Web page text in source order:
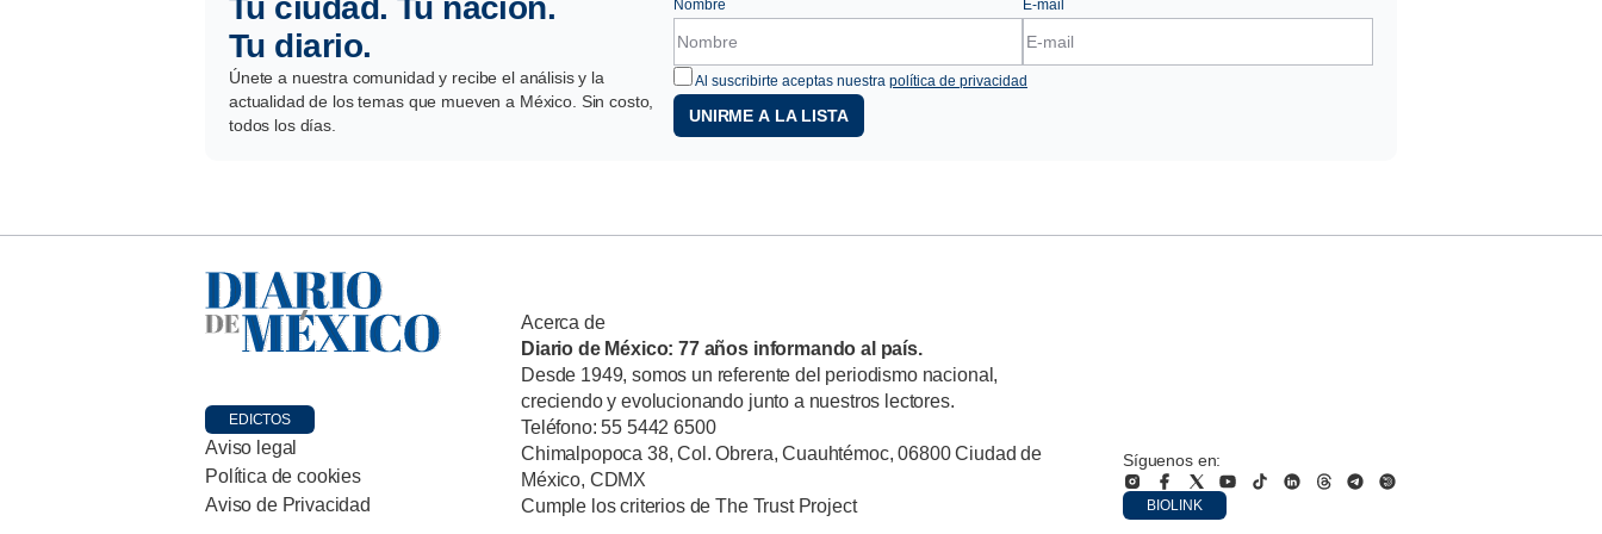
Tu ciudad. Tu nación.
Tu diario.
Únete a nuestra comunidad y recibe el análisis y la
actualidad de los temas que mueven a México. Sin costo,
todos los días.
Nombre E-mail
Al suscribirte aceptas nuestra política de privacidad
UNIRME A LA LISTA
EDICTOS
Aviso legal
Política de cookies
Aviso de Privacidad
Acerca de
Diario de México: 77 años informando al país.
Desde 1949, somos un referente del periodismo nacional,
creciendo y evolucionando junto a nuestros lectores.
Teléfono: 55 5442 6500
Chimalpopoca 38, Col. Obrera, Cuauhtémoc, 06800 Ciudad de
México, CDMX
Cumple los criterios de The Trust Project
Síguenos en:
BIOLINK